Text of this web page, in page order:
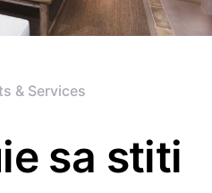
& Services
sa stiti